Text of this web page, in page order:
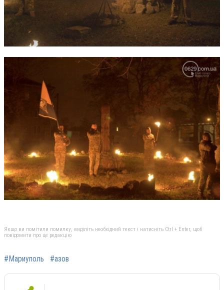
Якщо ви помітили помилку, виділіть необхідний текст і натисніть Ctrl + Enter, щоб
повідомити про це редакцію
#Мариуполь #азов